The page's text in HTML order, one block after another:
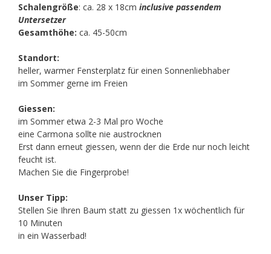
Schalengröße: ca. 28 x 18cm inclusive passendem
Untersetzer
Gesamthöhe: ca. 45-50cm
Standort:
heller, warmer Fensterplatz für einen Sonnenliebhaber
im Sommer gerne im Freien
Giessen:
im Sommer etwa 2-3 Mal pro Woche
eine Carmona sollte nie austrocknen
Erst dann erneut giessen, wenn der die Erde nur noch leicht
feucht ist.
Machen Sie die Fingerprobe!
Unser Tipp:
Stellen Sie Ihren Baum statt zu giessen 1x wöchentlich für
10 Minuten
in ein Wasserbad!